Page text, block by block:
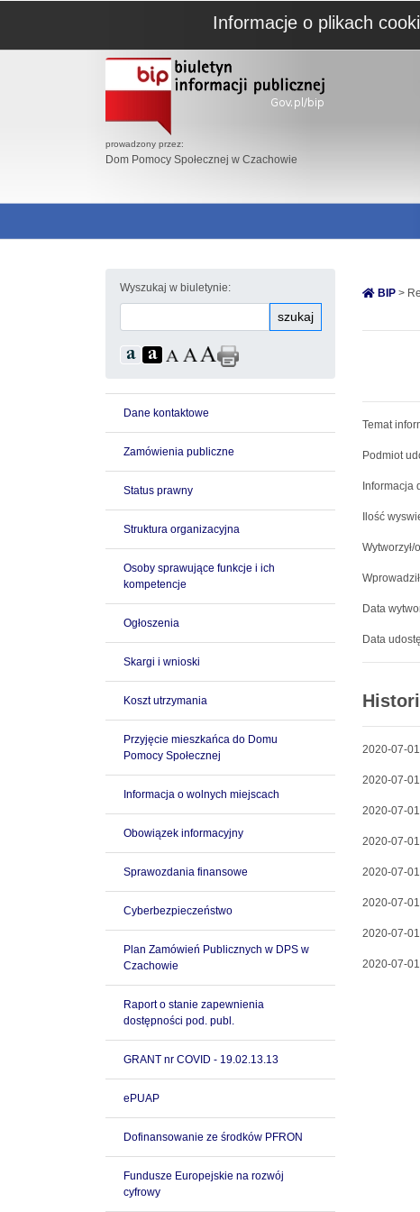
prowadzony przez:
Dom Pomocy Społecznej w Czachowie
Wyszukaj w biuletynie:
szukaj
Dane kontaktowe
Zamówienia publiczne
Status prawny
Struktura organizacyjna
Osoby sprawujące funkcje i ich
kompetencje
Ogłoszenia
Skargi i wnioski
Koszt utrzymania
Przyjęcie mieszkańca do Domu
Pomocy Społecznej
Informacja o wolnych miejscach
Obowiązek informacyjny
Sprawozdania finansowe
Cyberbezpieczeństwo
Plan Zamówień Publicznych w DPS w
Czachowie
Raport o stanie zapewnienia
dostępności pod. publ.
GRANT nr COVID - 19.02.13.13
ePUAP
Dofinansowanie ze środków PFRON
Fundusze Europejskie na rozwój
cyfrowy
BIP >
Temat
Podmiot
Informacja
Ilość
Data
Data
2020-07-
2020-07-
2020-07-
2020-07-
2020-07-
2020-07-
2020-07-
2020-07-
Informacje o plikach